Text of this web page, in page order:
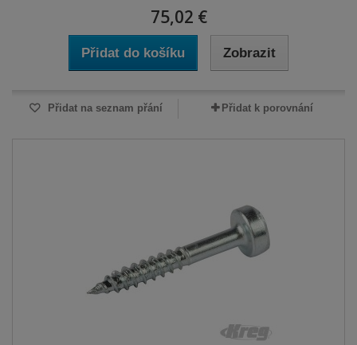
75,02 €
Přidat do košíku Zobrazit
Přidat na seznam přání Přidat k porovnání